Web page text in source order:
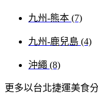
九州-熊本 (7)
九州-鹿兒島 (4)
沖繩 (8)
更多以台北捷運美食